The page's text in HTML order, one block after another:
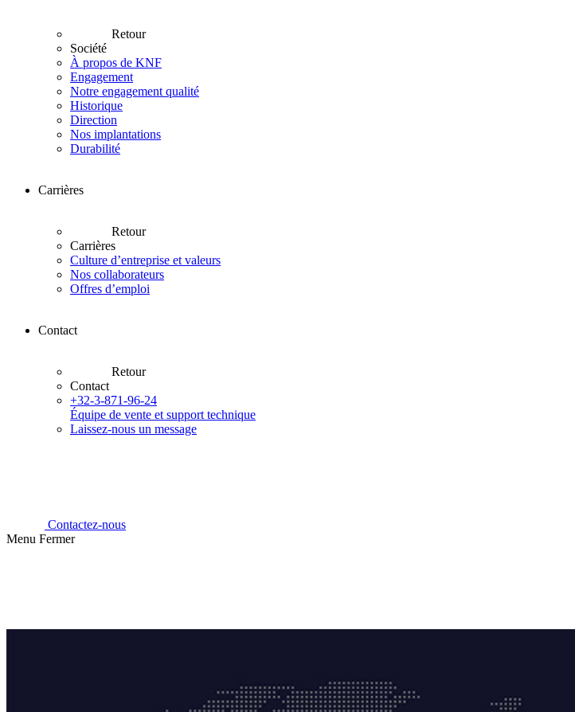
Retour
Société
À propos de KNF
Engagement
Notre engagement qualité
Historique
Direction
Nos implantations
Durabilité
Carrières
Retour
Carrières
Culture d’entreprise et valeurs
Nos collaborateurs
Offres d’emploi
Contact
Retour
Contact
+32-3-871-96-24
Équipe de vente et support technique
Laissez-nous un message
Contactez-nous
Menu Fermer